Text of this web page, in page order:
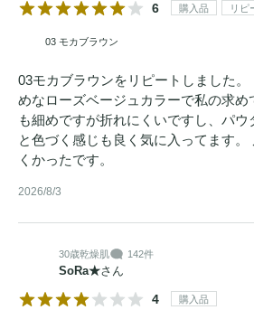
6 購入品 リピ
03 モカブラウン
03モカブラウンをリピートしました。
めなローズベージュカラーで私の求め
も細めですが折れにくいですし、パウ
と色づく感じも良く気に入ってます。
くかったです。
2026/8/3
30歳乾燥肌 142件
SoRa★さん
4 購入品